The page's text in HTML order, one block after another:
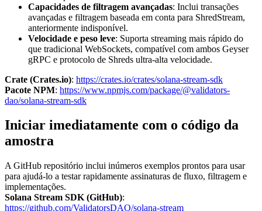
Capacidades de filtragem avançadas: Inclui transações
avançadas e filtragem baseada em conta para ShredStream,
anteriormente indisponível.
Velocidade e peso leve: Suporta streaming mais rápido do
que tradicional WebSockets, compatível com ambos Geyser
gRPC e protocolo de Shreds ultra-alta velocidade.
Crate (Crates.io): https://crates.io/crates/solana-stream-sdk
Pacote NPM: https://www.npmjs.com/package/@validators-
dao/solana-stream-sdk
Iniciar imediatamente com o código da
amostra
A GitHub repositório inclui inúmeros exemplos prontos para usar
para ajudá-lo a testar rapidamente assinaturas de fluxo, filtragem e
implementações.
Solana Stream SDK (GitHub):
https://github.com/ValidatorsDAO/solana-stream